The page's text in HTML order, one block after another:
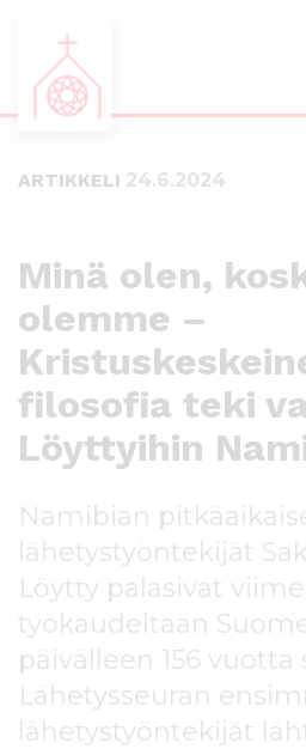
ARTIKKELI 24.6.2024
Minä olen,
olemme –
filosofia teki
Löyttyihin
Namibian
lähetystyöntekijät
Löytty palasivat
työkaudeltaan
päivälleen 156 vuotta
Lähetysseuran
lähetystyöntekijät